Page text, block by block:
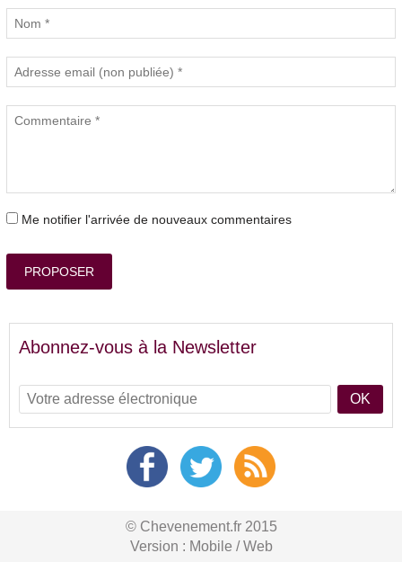
Me notifier l'arrivée de nouveaux commentaires
PROPOSER
Abonnez-vous à la Newsletter
OK
© Chevenement.fr 2015
Version : Mobile /Web